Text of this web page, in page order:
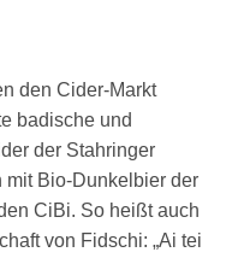
den Cider-Markt
badische und
der Stahringer
mit Bio-Dunkelbier der
CiBi. So heißt auch
von Fidschi: „Ai tei